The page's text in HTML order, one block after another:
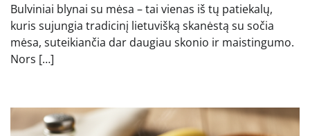
Bulviniai blynai su mėsa – tai vienas iš tų patiekalų,
kuris sujungia tradicinį lietuvišką skanėstą su sočia
mėsa, suteikiančia dar daugiau skonio ir maistingumo.
Nors […]